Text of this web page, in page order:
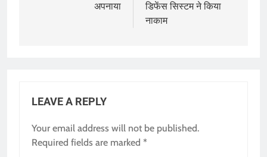
अपनाया
डिफेंस सिस्टम ने किया
नाकाम
LEAVE A REPLY
Your email address will not be published.
Required fields are marked *